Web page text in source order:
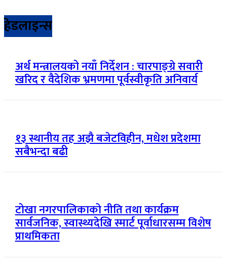
हेडलाइन्स
अर्थ मन्त्रालयको नयाँ निर्देशन : चारपाङ्ग्रे सवारी
खरिद र वैदेशिक भ्रमणमा पूर्वस्वीकृति अनिवार्य
१३ स्थानीय तह अझै बजेटविहीन, मधेश प्रदेशमा
सबैभन्दा बढी
टोखा नगरपालिकाको नीति तथा कार्यक्रम
सार्वजनिक, स्वास्थ्यदेखि स्मार्ट पूर्वाधारसम्म विशेष
प्राथमिकता